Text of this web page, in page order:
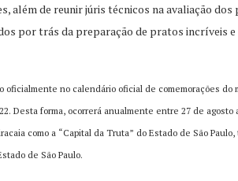
além de reunir júris técnicos na avaliação
por trás da preparação de pratos incríveis e
oficialmente no calendário oficial de comemorações do
Desta forma, ocorrerá anualmente entre 27 de
como a “Capital da Truta” do Estado de São
de São Paulo.